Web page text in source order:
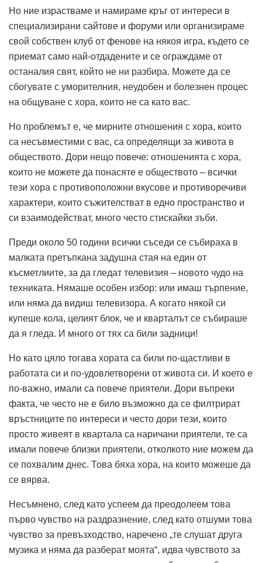
Но ние израстваме и намираме кръг от интереси в
специализирани сайтове и форуми или организираме
свой собствен клуб от фенове на някоя игра, където се
приемат само най-отдадените и се ограждаме от
останалия свят, който не ни разбира. Можете да се
сбогувате с уморителния, неудобен и болезнен процес
на общуване с хора, които не са като вас.
Но проблемът е, че мирните отношения с хора, които
са несъвместими с вас, са определящи за живота в
обществото. Дори нещо повече: отношенията с хора,
които не можете да понасяте е обществото – всички
тези хора с противоположни вкусове и противоречиви
характери, които съжителстват в едно пространство и
си взаимодействат, много често стискайки зъби.
Преди около 50 години всички съседи се събираха в
малката претъпкана задушна стая на един от
късметлиите, за да гледат телевизия – новото чудо на
техниката. Нямаше особен избор: или имаш търпение,
или няма да видиш телевизора. А когато някой си
купеше кола, целият блок, че и кварталът се събираше
да я гледа. И много от тях са били задници!
Но като цяло тогава хората са били по-щастливи в
работата си и по-удовлетворени от живота си. И което е
по-важно, имали са повече приятели. Дори въпреки
факта, че често не е било възможно да се филтрират
връстниците по интереси и често дори тези, които
просто живеят в квартала са наричани приятели, те са
имали повече близки приятели, отколкото ние можем да
се похвалим днес. Това бяха хора, на които можеше да
се вярва.
Несъмнено, след като успеем да преодолеем това
първо чувство на раздразнение, след като отшуми това
чувство за превъзходство, наречено „те слушат друга
музика и няма да разберат моята“, идва чувството за